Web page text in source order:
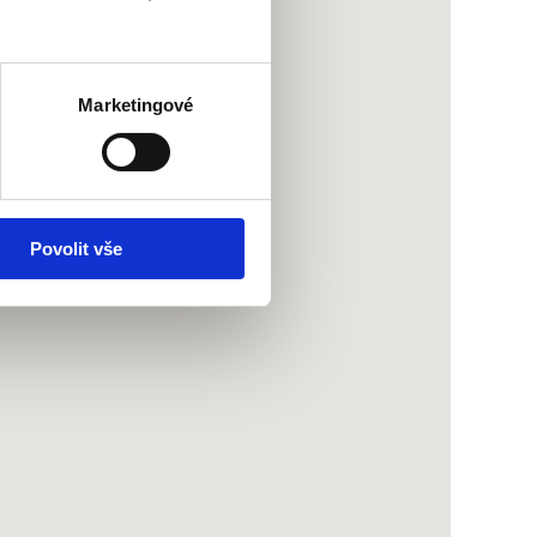
Marketingové
Povolit vše